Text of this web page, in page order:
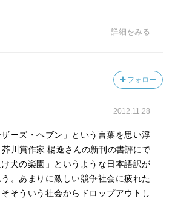
詳細をみる
フォロー
2012.11.28
ーズ・ヘブン」という言葉を思い浮
川賞作家 楊逸さんの新刊の書評にで
犬の楽園」というような日本語訳が
。あまりに激しい競争社会に疲れた
そういう社会からドロップアウトし